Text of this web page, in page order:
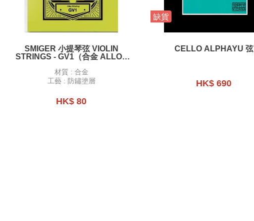
SMIGER 小提琴弦 VIOLIN
STRINGS - GV1（合金 ALLOY
材質 : 合金
工藝 : 防鏽塗層
HK$ 80
缺貨
CELLO ALPHAYU 弦
HK$ 690